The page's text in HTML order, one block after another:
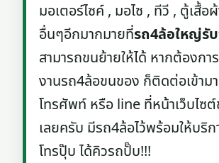
มอเตอร์ไซค์ , มอไซ , ทีวี , ตู้เสื้อ
อื่นๆอีกมากมายที่รถ4ล้อใหญ่รั
สามารถขนย้ายให้ได้ หากต้องกา
งานรถ4ล้อขนของ ก็ติดต่อเข้าม
โทรศัพท์ หรือ line ที่หน้าเว็บไซต์
เลยครับ มีรถ4ล้อไว้พร้อมให้บริ
โทรปุ๊บ ได้คิวรถปั๊บ!!!